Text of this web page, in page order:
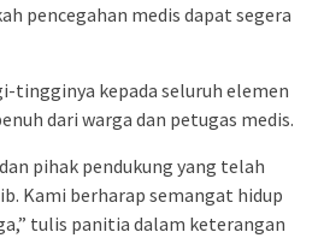
pencegahan medis dapat segera
tingginya kepada seluruh elemen
dari warga dan petugas medis.
pihak pendukung yang telah
Kami berharap semangat hidup
tulis panitia dalam keterangan